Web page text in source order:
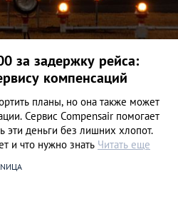
за задержку рейса:
компенсаций
планы, но она также может
Сервис Compensair помогает
эти деньги без лишних хлопот.
и что нужно знать Читать еще